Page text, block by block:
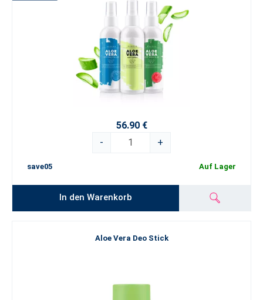
56.90 €
-
+
save05 Auf Lager
In den Warenkorb
Aloe Vera Deo Stick